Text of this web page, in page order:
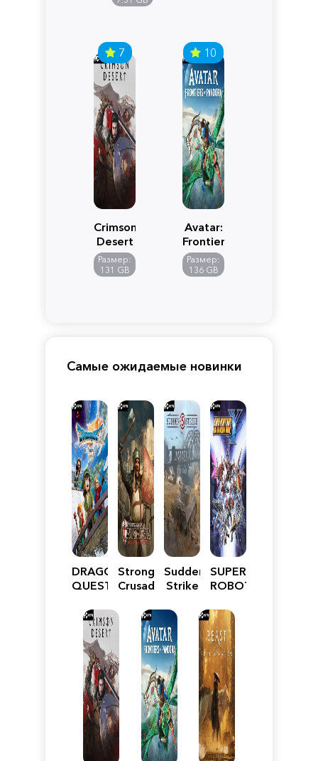
7
Crimson
Desert
Размер:
131 GB
10
Avatar:
Frontiers
of
Pandora
Размер:
136 GB
Самые ожидаемые новинки
DRAGON
QUEST
Reimagined
Stronghold
Crusader:
Edition
Sudden
Strike
SUPER
ROBOT
Y